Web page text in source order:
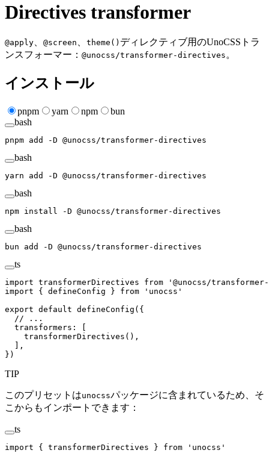
Directives transformer
@apply @screen theme() ディレクティブ用のUnoCSSトラ
ンスフォーマー： @unocss/transformer-directives 。
インストール
pnpm yarn npm
bun
bash
pnpm add -D @unocss/transformer-directives
bash
yarn add -D @unocss/transformer-directives
bash
npm install -D @unocss/transformer-directives
bash
bun add -D @unocss/transformer-directives
ts
import transformerDirectives from ' @unocss/
import { defineConfig } from ' unocss '
export default defineConfig ({
  // ...
  transformers
: [
    transformerDirectives
(),
  ],
})
TIP
このプリセットはunocssパッケージに含まれているため、そ
こからもインポートできます：
ts
import { transformerDirectives } from ' unocss '